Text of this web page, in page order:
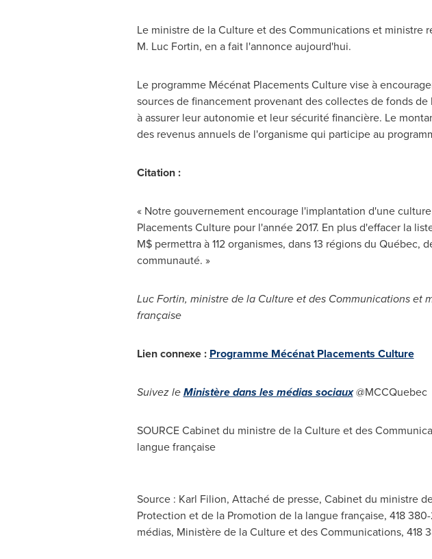
Le ministre de la Culture et des Communications et ministre
M. Luc Fortin, en a fait l'annonce aujourd'hui.
Le programme Mécénat Placements Culture vise à
sources de financement provenant des collectes de fonds
à assurer leur autonomie et leur sécurité financière. Le
des revenus annuels de l'organisme qui participe au
Citation :
« Notre gouvernement encourage l'implantation d'une
Placements Culture pour l'année 2017. En plus d'effacer la
M$ permettra à 112 organismes, dans 13 régions du
communauté. »
Luc Fortin, ministre de la Culture et des Communications et
française
Lien connexe : Programme Mécénat Placements Culture
Suivez leMinistère dans les médias sociaux@MCCQuebec
SOURCE Cabinet du ministre de la Culture et des
langue française
Source : Karl Filion, Attaché de presse, Cabinet du ministre
Protection et de la Promotion de la langue française, 418
médias, Ministère de la Culture et des Communications, 418